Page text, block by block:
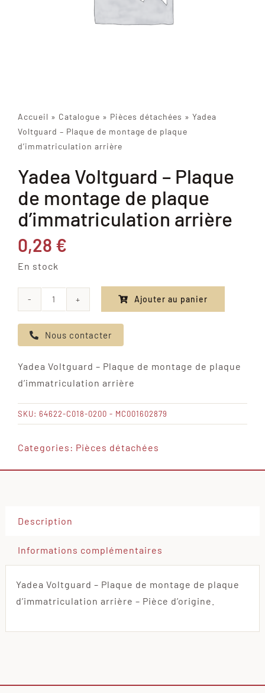
Accueil » Catalogue » Pièces détachées » Yadea
Voltguard – Plaque de montage de plaque
d’immatriculation arrière
Yadea Voltguard – Plaque
de montage de plaque
d’immatriculation arrière
0,28 €
En stock
de
Yadea
-
Plaque
de
montage
d'immatriculation
Ajouter au panier
Nous contacter
Yadea Voltguard – Plaque de montage de plaque
d’immatriculation arrière
SKU: 64622-C018-0200 - MC001602879
Categories: Pièces détachées
Description
Informations complémentaires
Yadea Voltguard – Plaque de montage de plaque
d’immatriculation arrière – Pièce d’origine.